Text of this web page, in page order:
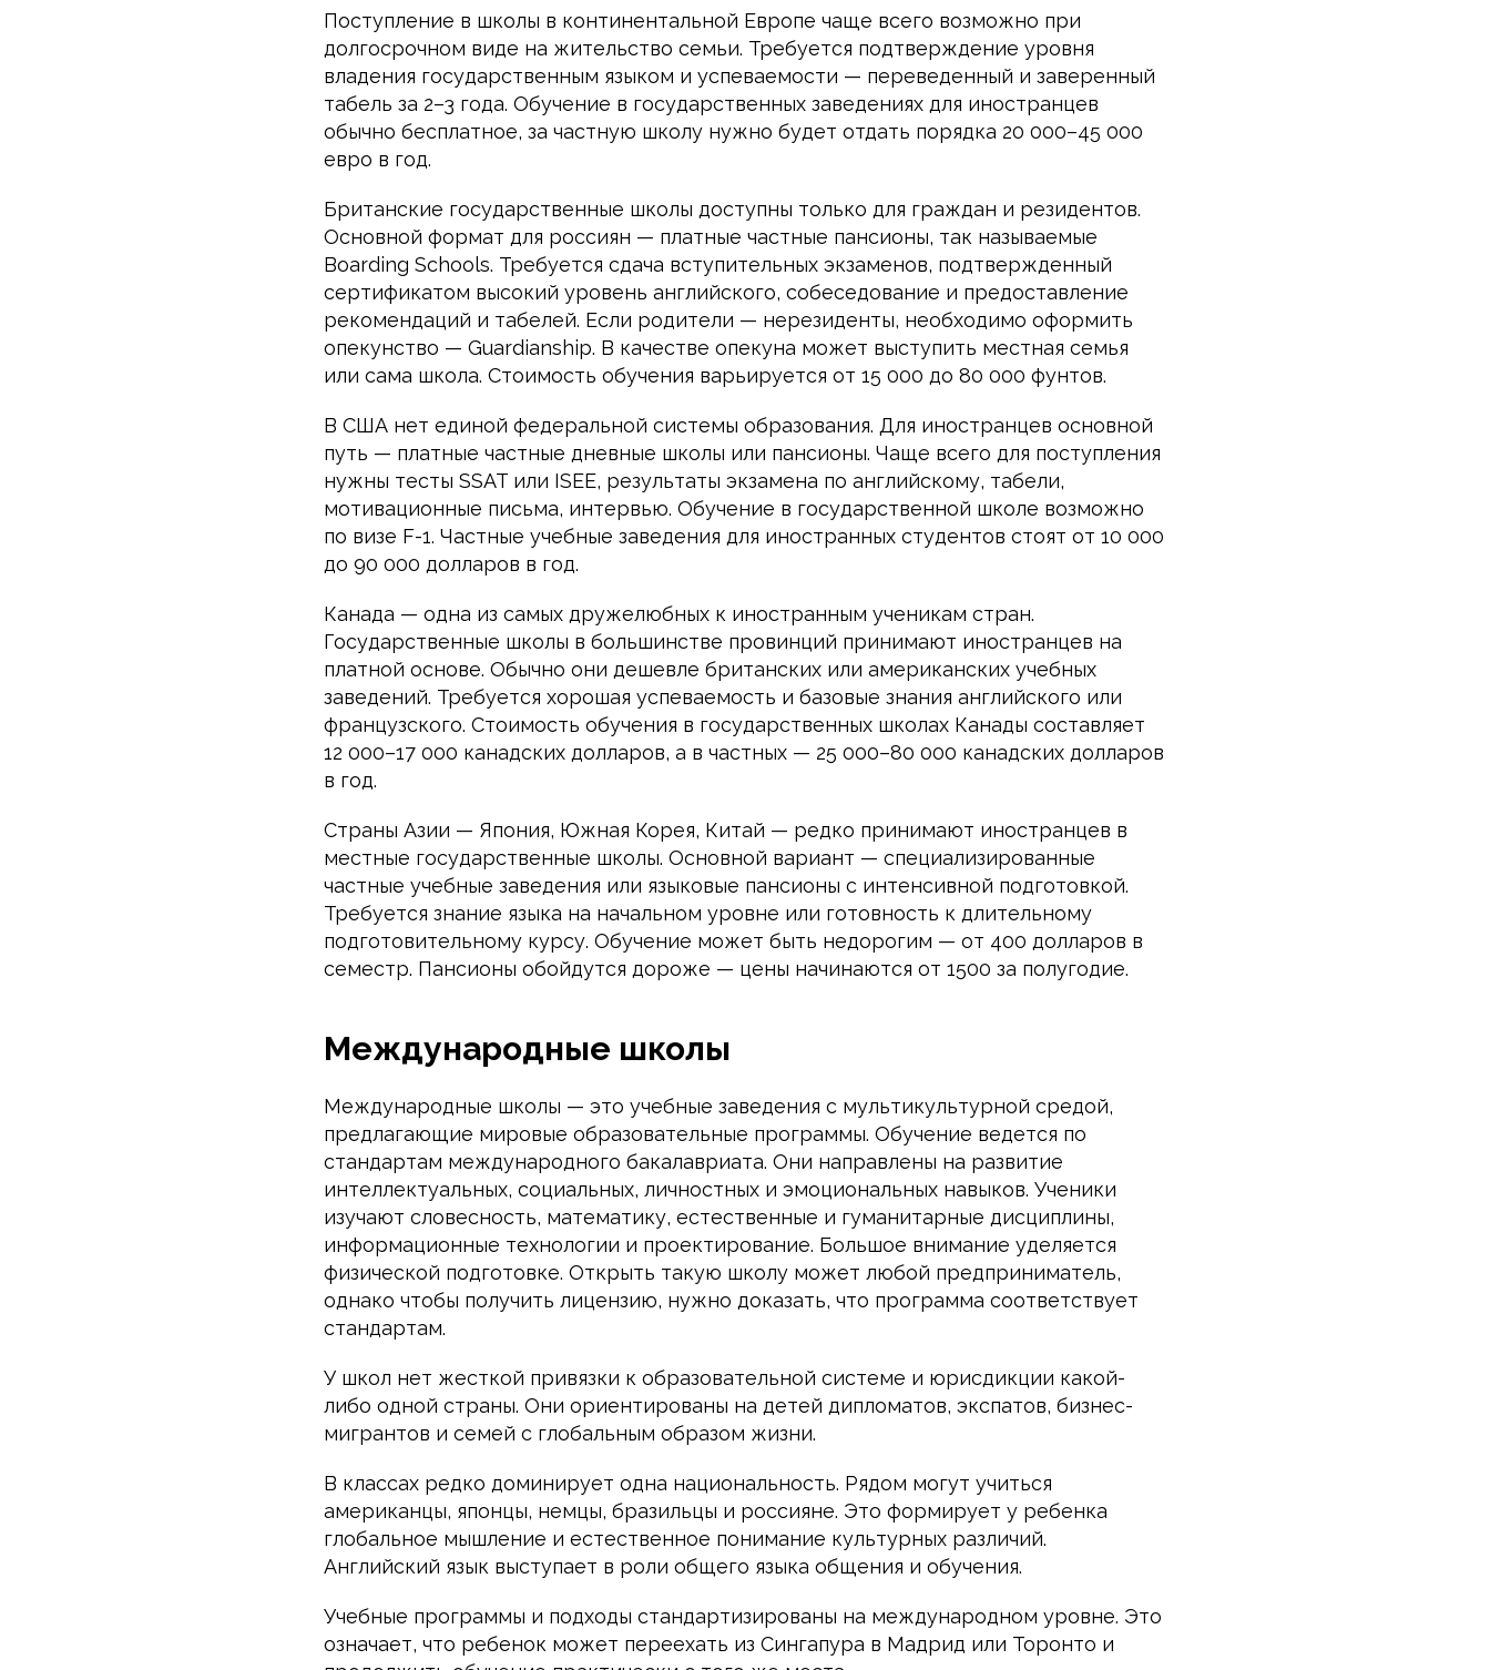
Поступление в школы в континентальной Европе чаще всего возможно при
долгосрочном виде на жительство семьи. Требуется подтверждение уровня
владения государственным языком и успеваемости — переведенный и заверенный
табель за 2–3 года. Обучение в государственных заведениях для иностранцев
обычно бесплатное, за частную школу нужно будет отдать порядка 20 000–45 000
евро в год.
Британские государственные школы доступны только для граждан и резидентов.
Основной формат для россиян — платные частные пансионы, так называемые
Boarding Schools. Требуется сдача вступительных экзаменов, подтвержденный
сертификатом высокий уровень английского, собеседование и предоставление
рекомендаций и табелей. Если родители — нерезиденты, необходимо оформить
опекунство — Guardianship. В качестве опекуна может выступить местная семья
или сама школа. Стоимость обучения варьируется от 15 000 до 80 000 фунтов.
В США нет единой федеральной системы образования. Для иностранцев основной
путь — платные частные дневные школы или пансионы. Чаще всего для поступления
нужны тесты SSAT или ISEE, результаты экзамена по английскому, табели,
мотивационные письма, интервью. Обучение в государственной школе возможно
по визе F-1. Частные учебные заведения для иностранных студентов стоят от 10 000
до 90 000 долларов в год.
Канада — одна из самых дружелюбных к иностранным ученикам стран.
Государственные школы в большинстве провинций принимают иностранцев на
платной основе. Обычно они дешевле британских или американских учебных
заведений. Требуется хорошая успеваемость и базовые знания английского или
французского. Стоимость обучения в государственных школах Канады составляет
12 000–17 000 канадских долларов, а в частных — 25 000–80 000 канадских долларов
в год.
Страны Азии — Япония, Южная Корея, Китай — редко принимают иностранцев в
местные государственные школы. Основной вариант — специализированные
частные учебные заведения или языковые пансионы с интенсивной подготовкой.
Требуется знание языка на начальном уровне или готовность к длительному
подготовительному курсу. Обучение может быть недорогим — от 400 долларов в
семестр. Пансионы обойдутся дороже — цены начинаются от 1500 за полугодие.
Международные школы
Международные школы — это учебные заведения с мультикультурной средой,
предлагающие мировые образовательные программы. Обучение ведется по
стандартам международного бакалавриата. Они направлены на развитие
интеллектуальных, социальных, личностных и эмоциональных навыков. Ученики
изучают словесность, математику, естественные и гуманитарные дисциплины,
информационные технологии и проектирование. Большое внимание уделяется
физической подготовке. Открыть такую школу может любой предприниматель,
однако чтобы получить лицензию, нужно доказать, что программа соответствует
стандартам.
У школ нет жесткой привязки к образовательной системе и юрисдикции какой-
либо одной страны. Они ориентированы на детей дипломатов, экспатов, бизнес-
мигрантов и семей с глобальным образом жизни.
В классах редко доминирует одна национальность. Рядом могут учиться
американцы, японцы, немцы, бразильцы и россияне. Это формирует у ребенка
глобальное мышление и естественное понимание культурных различий.
Английский язык выступает в роли общего языка общения и обучения.
Учебные программы и подходы стандартизированы на международном уровне. Это
означает, что ребенок может переехать из Сингапура в Мадрид или Торонто и